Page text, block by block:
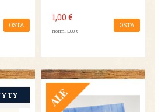
OSTA
1,00 €
Norm. 3,00 €
OSTA
TARJOUS